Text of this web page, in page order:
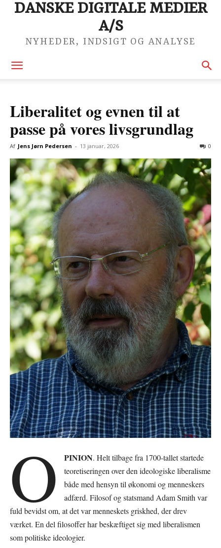
DANSKE DIGITALE MEDIER
A/S
NYHEDER, INDSIGT OG ANALYSE
Liberalitet og evnen til at
passe på vores livsgrundlag
Af Jens Jørn Pedersen - 13 januar, 2026 0
O PINION. Helt tilbage fra 1700-tallet startede
teoretiseringen over den ideologiske liberalisme
både med hensyn til økonomi og menneskers
adfærd. Filosof og statsmand Adam Smith var
fuld bevidst om, at det var menneskets griskhed, der drev
værket. En del filosoffer har beskæftiget sig med liberalismen
som politiske ideologier.